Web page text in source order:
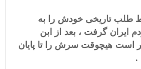
طلب تاریخی خودش را به
ایران گرفت ، بعد از ابن
است هیچوقت سرش را تا پایان
.